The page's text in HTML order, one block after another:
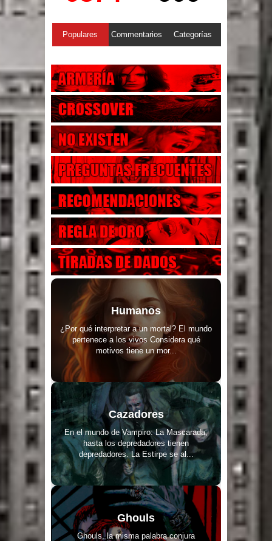
Populares Commentarios Categorías
Humanos
¿Por qué interpretar a un mortal? El mundo
pertenece a los vivos Considera qué
motivos tiene un mor...
Cazadores
En el mundo de Vampiro: La Mascarada,
hasta los depredadores tienen
depredadores. La Estirpe se al...
Ghouls
Ghouls, la misma palabra conjura